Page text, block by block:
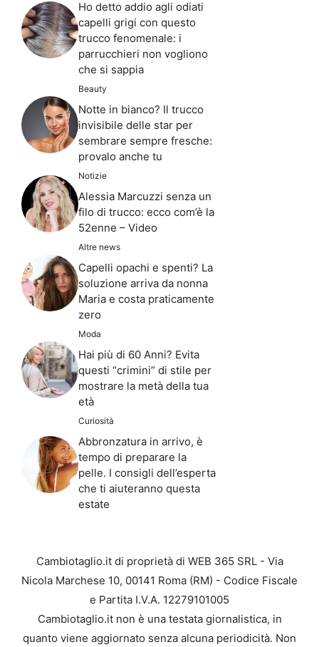
Ho detto addio agli odiati
capelli grigi con questo
trucco fenomenale: i
parrucchieri non vogliono
che si sappia
Beauty
Notte in bianco? Il trucco
invisibile delle star per
sembrare sempre fresche:
provalo anche tu
Notizie
Alessia Marcuzzi senza un
filo di trucco: ecco com’è la
52enne – Video
Altre news
Capelli opachi e spenti? La
soluzione arriva da nonna
Maria e costa praticamente
zero
Moda
Hai più di 60 Anni? Evita
questi “crimini” di stile per
mostrare la metà della tua
età
Curiosità
Abbronzatura in arrivo, è
tempo di preparare la
pelle. I consigli dell’esperta
che ti aiuteranno questa
estate
Cambiotaglio.it di proprietà di WEB 365 SRL - Via
Nicola Marchese 10, 00141 Roma (RM) - Codice Fiscale
e Partita I.V.A. 12279101005
Cambiotaglio.it non è una testata giornalistica, in
quanto viene aggiornato senza alcuna periodicità. Non